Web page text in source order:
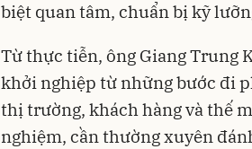
biệt quan tâm, chuẩn bị kỹ
Từ thực tiễn, ông Giang Trung
khởi nghiệp từ những bước đi
thị trường, khách hàng và thế
nghiệm, cần thường xuyên